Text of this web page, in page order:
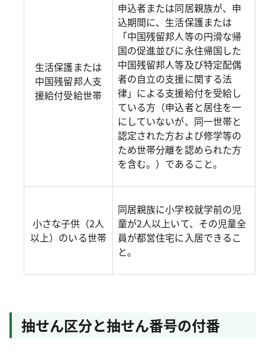
生活保護または
中国残留邦人支
援給付受給世帯
申込者または同居親族が、申
込期間に、生活保護または
「中国残留邦人等の円滑な帰
国の促進並びに永住帰国した
中国残留邦人等及び特定配偶
者の自立の支援に関する法
律」による支援給付を受給し
ている方（申込者と居住を一
にしていないが、同一世帯と
認定された方および修学等の
ため世帯分離を認められた方
を含む。）であること。
小さな子供（2人
以上）のいる世帯
同居親族に小学校就学前の児
童が2人以上いて、その児童全
員が都営住宅に入居できるこ
と。
抽せん区分と抽せん番号の付番